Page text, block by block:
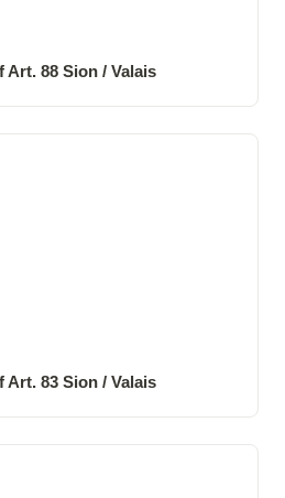
88 Sion / Valais
Sion / Valais
83 Sion / Valais
Puidoux / Vaud